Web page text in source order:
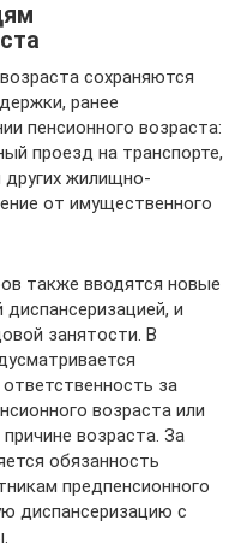
сохраняются
ранее
пенсионного возраста:
проезд на транспорте,
других жилищно-
от имущественного
также вводятся новые
и
занятости. В
за
возраста или
возраста. За
обязанность
предпенсионного
диспансеризацию с